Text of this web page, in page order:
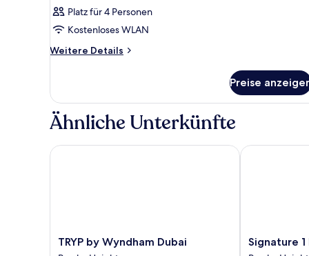
Platz für 4 Personen
Kostenloses WLAN
Weitere Details
Weitere
Preise
Ähnliche Unterkünfte
TRYP
by
TRYP by Wyndham Dubai
TRYP by Wyndham Dubai
Signature
1
Signature
Signature 1